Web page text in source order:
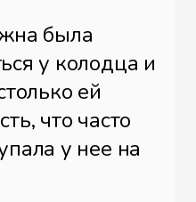
была
у колодца и
ей
что часто
у нее на